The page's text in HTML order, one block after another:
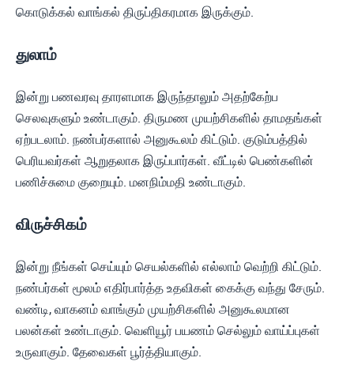
கொடுக்கல் வாங்கல் திருப்திகரமாக இருக்கும்.
துலாம்
இன்று பணவரவு தாரளமாக இருந்தாலும் அதற்கேற்ப
செலவுகளும் உண்டாகும். திருமண முயற்சிகளில் தாமதங்கள்
ஏற்படலாம். நண்பர்களால் அனுகூலம் கிட்டும். குடும்பத்தில்
பெரியவர்கள் ஆறுதலாக இருப்பார்கள். வீட்டில் பெண்களின்
பணிச்சுமை குறையும். மனநிம்மதி உண்டாகும்.
விருச்சிகம்
இன்று நீங்கள் செய்யும் செயல்களில் எல்லாம் வெற்றி கிட்டும்.
நண்பர்கள் மூலம் எதிர்பார்த்த உதவிகள் கைக்கு வந்து சேரும்.
வண்டி, வாகனம் வாங்கும் முயற்சிகளில் அனுகூலமான
பலன்கள் உண்டாகும். வெளியூர் பயணம் செல்லும் வாய்ப்புகள்
உருவாகும். தேவைகள் பூர்த்தியாகும்.